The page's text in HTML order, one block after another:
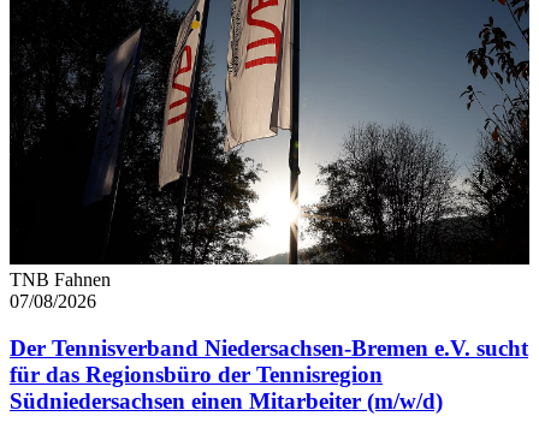
TNB Fahnen
07/08/2026
Der Tennisverband Niedersachsen-Bremen e.V. sucht
für das Regionsbüro der Tennisregion
Südniedersachsen einen Mitarbeiter (m/w/d)